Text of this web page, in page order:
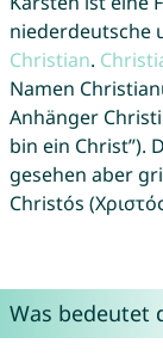
niederdeutsche
Christian.
Namen
Anhänger
bin ein Christ”).
gesehen aber
Christós
Was bedeutet